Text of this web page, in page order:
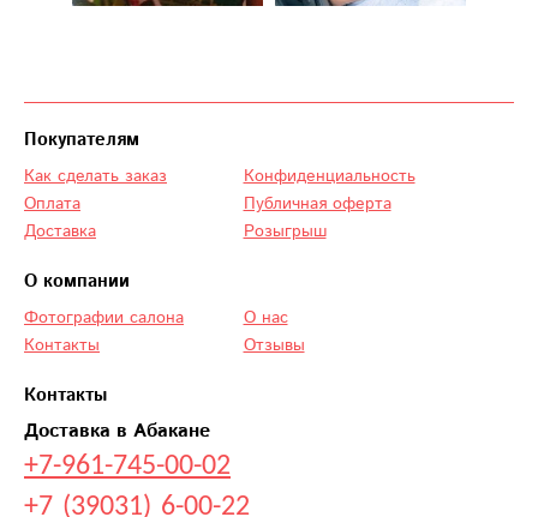
Контакты
Доставка в Абакане
+7-961-745-00-02
+7 (39031) 6-00-22
Покупателям
Как сделать заказ
Оплата
Доставка
Конфиденциальность
Публичная оферта
Розыгрыш
О компании
Фотографии салона
Контакты
О нас
Отзывы